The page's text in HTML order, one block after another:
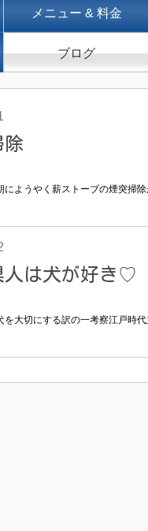
メニュー & 料金
ブログ
除
にようやく薪ストーブの煙突掃
人は犬が好き♡
を大切にする訳の一考察江戸時